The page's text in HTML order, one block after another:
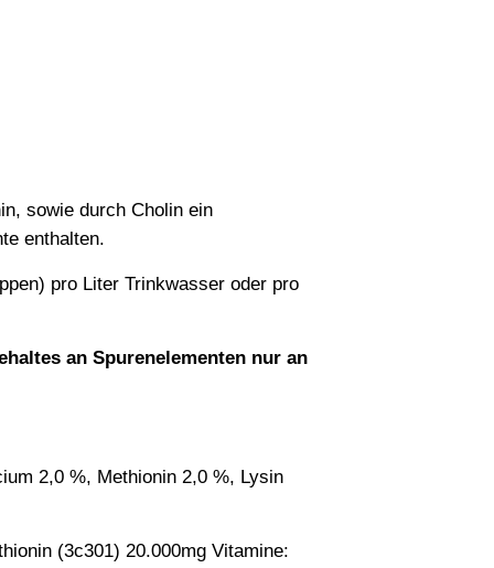
sowie durch Cholin ein
enthalten.
pro Liter Trinkwasser oder pro
an Spurenelementen nur an
2,0 %, Methionin 2,0 %, Lysin
(3c301) 20.000mg Vitamine: